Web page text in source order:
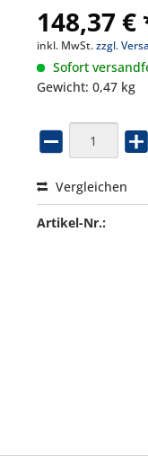
148,37 €
inkl. MwSt.zzgl.
Sofort
Gewicht: 0,47 kg
Vergleichen
Artikel-Nr.: